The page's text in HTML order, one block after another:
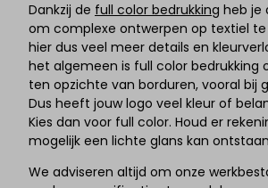
Dankzij de full color bedrukking heb je
om complexe ontwerpen op textiel te
hier dus veel meer details en
het algemeen is full color bedrukking
ten opzichte van borduren, vooral bij
Dus heeft jouw logo veel kleur of
Kies dan voor full color. Houd er
mogelijk een lichte glans kan
We adviseren altijd om onze